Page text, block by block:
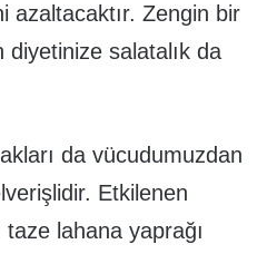
azaltacaktır. Zengin bir
diyetinize salatalık da
da vücudumuzdan
Etkilenen
lahana yaprağı